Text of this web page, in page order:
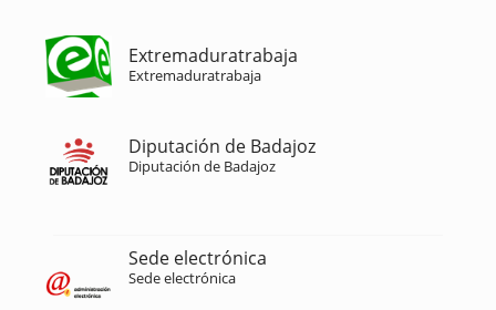
Extremaduratrabaja
Extremaduratrabaja
Diputación de Badajoz
Diputación de Badajoz
Sede electrónica
Sede electrónica